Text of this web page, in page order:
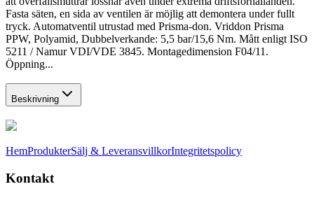
Fasta säten, en sida av ventilen är möjlig att demontera under fullt
tryck. Automatventil utrustad med Prisma-don. Vriddon Prisma
PPW, Polyamid, Dubbelverkande: 5,5 bar/15,6 Nm. Mått enligt ISO
5211 / Namur VDI/VDE 3845. Montagedimension F04/11.
Öppning...
Beskrivning
HemProdukterSälj & LeveransvillkorIntegritetspolicy
Kontakt